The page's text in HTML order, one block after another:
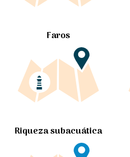
Faros
Riqueza subacuática